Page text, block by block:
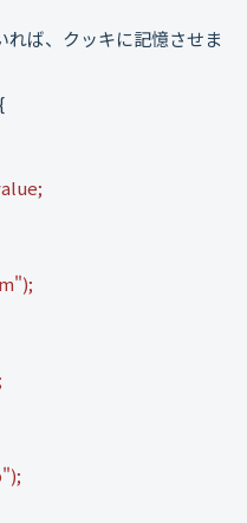
ば、クッキに記憶させま